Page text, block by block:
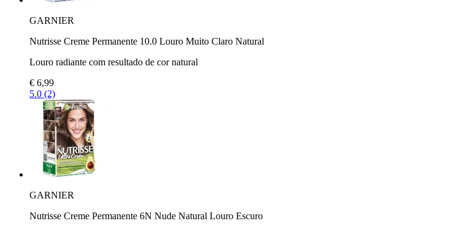
GARNIER
Nutrisse Creme Permanente 10.0 Louro Muito Claro Natural
Louro radiante com resultado de cor natural
€ 6,99
5.0 (2)
GARNIER
Nutrisse Creme Permanente 6N Nude Natural Louro Escuro